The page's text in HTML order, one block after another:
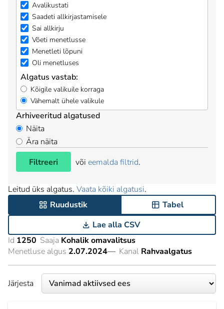
Avalikustati
Saadeti allkirjastamisele
Sai allkirju
Võeti menetlusse
Menetleti lõpuni
Oli menetluses
Algatus vastab:
Kõigile valikuile korraga
Vähemalt ühele valikule
Arhiveeritud algatused
Näita
Ära näita
Filtreeri
või eemalda filtrid.
Leitud üks algatus. Vaata kõiki algatusi.
Ruudustik
Tabel
Lae alla CSV
Id 1250 Saaja Kohalik omavalitsus
Menetluse algus 2.07.2024— Kanal Rahvaalgatus
Järjesta